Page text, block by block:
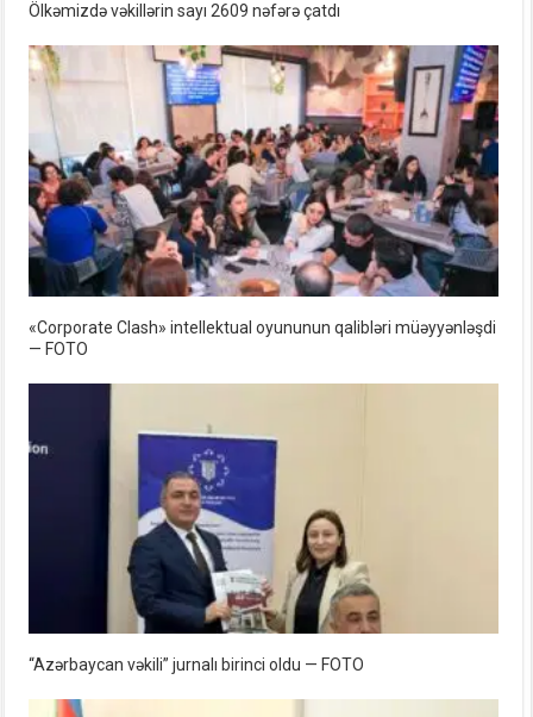
Ölkəmizdə vəkillərin sayı 2609 nəfərə çatdı
«Corporate Clash» intellektual oyununun qalibləri müəyyənləşdi
— FOTO
“Azərbaycan vəkili” jurnalı birinci oldu — FOTO